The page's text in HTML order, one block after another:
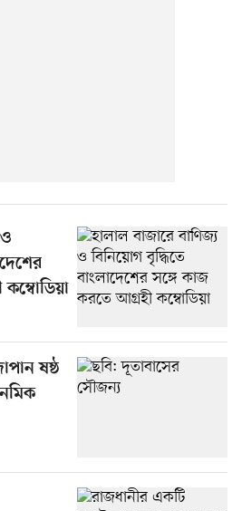
ষষ্ঠ